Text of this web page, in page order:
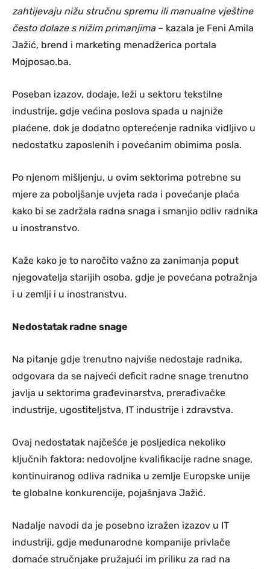
zahtijevaju nižu stručnu spremu ili manualne vještine
često dolaze s nižim primanjima– kazala je Feni Amila
Jažić, brend i marketing menadžerica portala
Mojposao.ba.
Poseban izazov, dodaje, leži u sektoru tekstilne
industrije, gdje većina poslova spada u najniže
plaćene, dok je dodatno opterećenje radnika vidljivo u
nedostatku zaposlenih i povećanim obimima posla.
Po njenom mišljenju, u ovim sektorima potrebne su
mjere za poboljšanje uvjeta rada i povećanje plaća
kako bi se zadržala radna snaga i smanjio odliv radnika
u inostranstvo.
Kaže kako je to naročito važno za zanimanja poput
njegovatelja starijih osoba, gdje je povećana potražnja
i u zemlji i u inostranstvu.
Nedostatak radne snage
Na pitanje gdje trenutno najviše nedostaje radnika,
odgovara da se najveći deficit radne snage trenutno
javlja u sektorima građevinarstva, prerađivačke
industrije, ugostiteljstva, IT industrije i zdravstva.
Ovaj nedostatak najčešće je posljedica nekoliko
ključnih faktora: nedovoljne kvalifikacije radne snage,
kontinuiranog odliva radnika u zemlje Europske unije
te globalne konkurencije, pojašnjava Jažić.
Nadalje navodi da je posebno izražen izazov u IT
industriji, gdje međunarodne kompanije privlače
domaće stručnjake pružajući im priliku za rad na